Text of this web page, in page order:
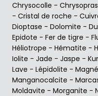
Chrysocolle -
- Cristal de roche -
Dioptase - Dolomite -
Epidote - Fer de tigre -
Héliotrope - Hématite -
Iolite - Jade - Jaspe -
Lave - Lépidolite -
Manganocalcite -
Moldavite - Morganite -